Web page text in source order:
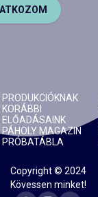
Copyright © 2024
Kövessen minket!
PRODUKCIÓKNAK
KORÁBBI
ELŐADÁSAINK
PÁHOLY MAGAZIN
PRÓBATÁBLA